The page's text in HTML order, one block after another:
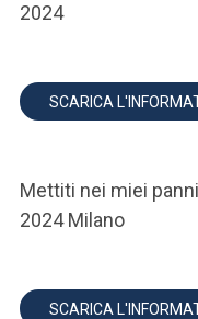
2024
SCARICA
Mettiti nei miei
2024 Milano
SCARICA